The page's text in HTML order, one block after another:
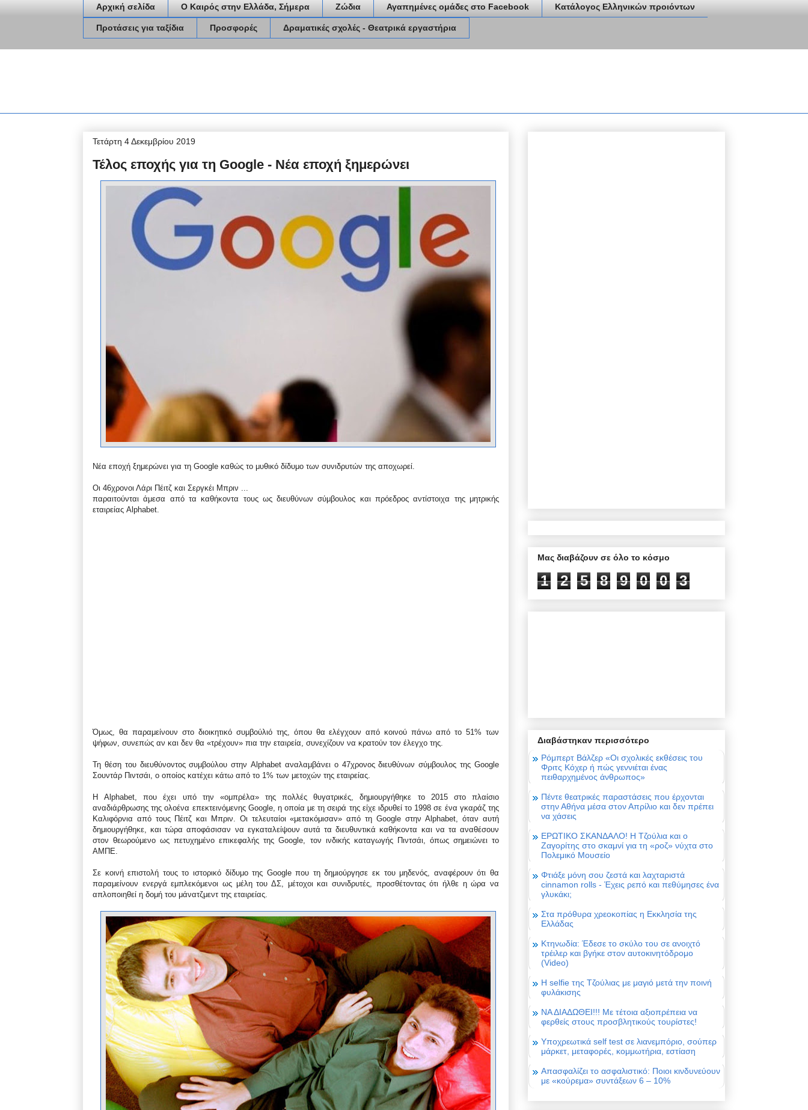
Αρχική σελίδα Ο Καιρός στην Ελλάδα, Σήμερα Ζώδια Αγαπημένες ομάδες στο Facebook Κατάλογος Ελληνικών προιόντων
Προτάσεις για ταξίδια Προσφορές Δραματικές σχολές - Θεατρικά εργαστήρια
Τετάρτη 4 Δεκεμβρίου 2019
Τέλος εποχής για τη Google - Νέα εποχή ξημερώνει
Νέα εποχή ξημερώνει για τη Google καθώς το μυθικό δίδυμο των συνιδρυτών της αποχωρεί.
Οι 46χρονοι Λάρι Πέιτζ και Σεργκέι Μπριν ...
παραιτούνται άμεσα από τα καθήκοντα τους ως διευθύνων σύμβουλος και πρόεδρος αντίστοιχα της μητρικής
εταιρείας Alphabet.
Όμως, θα παραμείνουν στο διοικητικό συμβούλιό της, όπου θα ελέγχουν από κοινού πάνω από το 51% των
ψήφων, συνεπώς αν και δεν θα «τρέχουν» πια την εταιρεία, συνεχίζουν να κρατούν τον έλεγχο της.
Τη θέση του διευθύνοντος συμβούλου στην Alphabet αναλαμβάνει ο 47χρονος διευθύνων σύμβουλος της Google
Σουντάρ Πιντσάι, ο οποίος κατέχει κάτω από το 1% των μετοχών της εταιρείας.
Η Alphabet, που έχει υπό την «ομπρέλα» της πολλές θυγατρικές, δημιουργήθηκε το 2015 στο πλαίσιο
αναδιάρθρωσης της ολοένα επεκτεινόμενης Google, η οποία με τη σειρά της είχε ιδρυθεί το 1998 σε ένα γκαράζ της
Καλιφόρνια από τους Πέιτζ και Μπριν. Οι τελευταίοι «μετακόμισαν» από τη Google στην Alphabet, όταν αυτή
δημιουργήθηκε, και τώρα αποφάσισαν να εγκαταλείψουν αυτά τα διευθυντικά καθήκοντα και να τα αναθέσουν
στον θεωρούμενο ως πετυχημένο επικεφαλής της Google, τον ινδικής καταγωγής Πιντσάι, όπως σημειώνει το
ΑΜΠΕ.
Σε κοινή επιστολή τους το ιστορικό δίδυμο της Google που τη δημιούργησε εκ του μηδενός, αναφέρουν ότι θα
παραμείνουν ενεργά εμπλεκόμενοι ως μέλη του ΔΣ, μέτοχοι και συνιδρυτές, προσθέτοντας ότι ήλθε η ώρα να
απλοποιηθεί η δομή του μάνατζμεντ της εταιρείας.
Μας διαβάζουν σε όλο το κόσμο
1 2 5 8 9 0 0 3
Διαβάστηκαν περισσότερο
Ρόμπερτ Βάλζερ «Οι σχολικές εκθέσεις του
Φριτς Κόχερ ή πώς γεννιέται ένας
πειθαρχημένος άνθρωπος»
Πέντε θεατρικές παραστάσεις που έρχονται
στην Αθήνα μέσα στον Απρίλιο και δεν πρέπει
να χάσεις
ΕΡΩΤΙΚΟ ΣΚΑΝΔΑΛΟ! Η Τζούλια και ο
Ζαγορίτης στο σκαμνί για τη «ροζ» νύχτα στο
Πολεμικό Μουσείο
Φτιάξε μόνη σου ζεστά και λαχταριστά
cinnamon rolls - Έχεις ρεπό και πεθύμησες ένα
γλυκάκι;
Στα πρόθυρα χρεοκοπίας η Εκκλησία της
Ελλάδας
Κτηνωδία: Έδεσε το σκύλο του σε ανοιχτό
τρέιλερ και βγήκε στον αυτοκινητόδρομο
(Video)
Η selfie της Τζούλιας με μαγιό μετά την ποινή
φυλάκισης
ΝΑ ΔΙΑΔΩΘΕΙ!!! Με τέτοια αξιοπρέπεια να
φερθείς στους προσβλητικούς τουρίστες!
Υποχρεωτικά self test σε λιανεμπόριο, σούπερ
μάρκετ, μεταφορές, κομμωτήρια, εστίαση
Απασφαλίζει το ασφαλιστικό: Ποιοι κινδυνεύουν
με «κούρεμα» συντάξεων 6 – 10%